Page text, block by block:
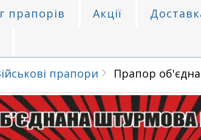
прапорів Акції
прапори Прапор